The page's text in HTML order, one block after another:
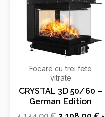
Focare cu trei fete
vitrate
CRYSTAL 3D 50/60 –
German Edition